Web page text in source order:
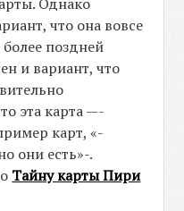
что она вовсе
поздней
и вариант, что
эта карта —-
карт, «-
они есть»-.
Тайну карты Пири